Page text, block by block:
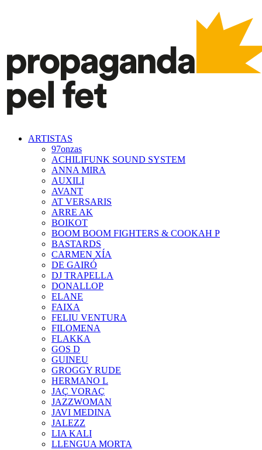
ARTISTAS
97onzas
ACHILIFUNK SOUND SYSTEM
ANNA MIRA
AUXILI
AVANT
AT VERSARIS
ARRE AK
BOIKOT
BOOM BOOM FIGHTERS & COOKAH P
BASTARDS
CARMEN XÍA
DE GAIRÓ
DJ TRAPELLA
DONALLOP
ELANE
FAIXA
FELIU VENTURA
FILOMENA
FLAKKA
GOS D
GUINEU
GROGGY RUDE
HERMANO L
JAÇ VORAÇ
JAZZWOMAN
JAVI MEDINA
JALEZZ
LIA KALI
LLENGUA MORTA